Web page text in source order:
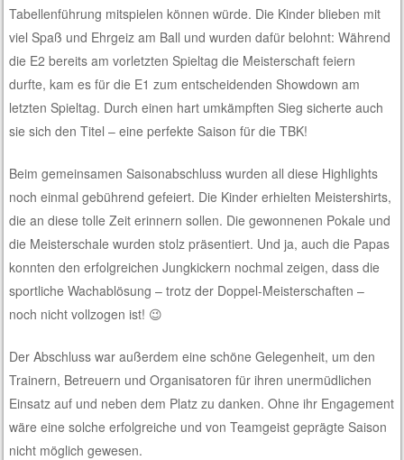
Tabellenführung mitspielen können würde. Die Kinder blieben mit
viel Spaß und Ehrgeiz am Ball und wurden dafür belohnt: Während
die E2 bereits am vorletzten Spieltag die Meisterschaft feiern
durfte, kam es für die E1 zum entscheidenden Showdown am
letzten Spieltag. Durch einen hart umkämpften Sieg sicherte auch
sie sich den Titel – eine perfekte Saison für die TBK!
Beim gemeinsamen Saisonabschluss wurden all diese Highlights
noch einmal gebührend gefeiert. Die Kinder erhielten Meistershirts,
die an diese tolle Zeit erinnern sollen. Die gewonnenen Pokale und
die Meisterschale wurden stolz präsentiert. Und ja, auch die Papas
konnten den erfolgreichen Jungkickern nochmal zeigen, dass die
sportliche Wachablösung – trotz der Doppel-Meisterschaften –
noch nicht vollzogen ist! 😉
Der Abschluss war außerdem eine schöne Gelegenheit, um den
Trainern, Betreuern und Organisatoren für ihren unermüdlichen
Einsatz auf und neben dem Platz zu danken. Ohne ihr Engagement
wäre eine solche erfolgreiche und von Teamgeist geprägte Saison
nicht möglich gewesen.